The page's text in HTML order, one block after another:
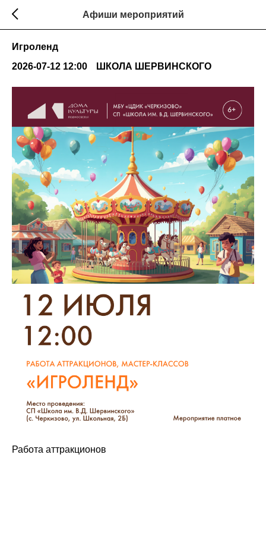
Афиши мероприятий
Игроленд
2026-07-12 12:00
ШКОЛА ШЕРВИНСКОГО
Работа аттракционов